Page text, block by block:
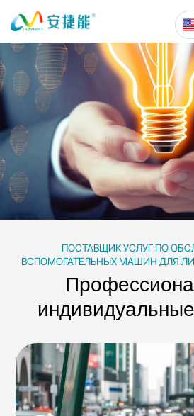
Qingdao
Zhongbangling
Electric
Appliance
Co.,
Ltd.
ПОСТАВЩИК УСЛУГ ПО
ВСПОМОГАТЕЛЬНЫХ МАШИН ДЛЯ